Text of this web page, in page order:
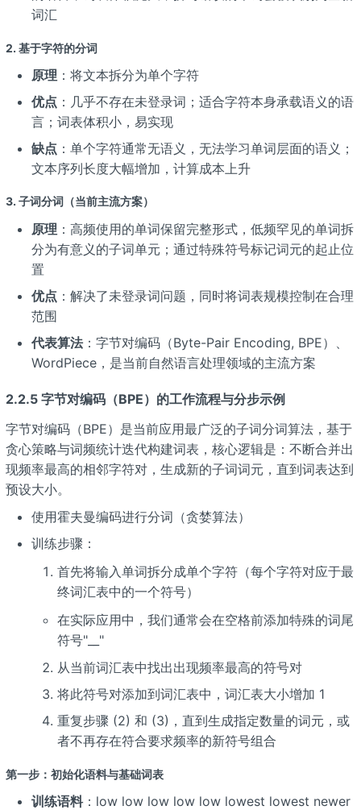
词汇
2. 基于字符的分词
原理 ：将文本拆分为单个字符
优点 ：几乎不存在未登录词；适合字符本身承载语义的语
言；词表体积小，易实现
缺点 ：单个字符通常无语义，无法学习单词层面的语义；
文本序列长度大幅增加，计算成本上升
3. 子词分词（当前主流方案）
原理 ：高频使用的单词保留完整形式，低频罕见的单词拆
分为有意义的子词单元；通过特殊符号标记词元的起止位
置
优点 ：解决了未登录词问题，同时将词表规模控制在合理
范围
代表算法：字节对编码（Byte-Pair Encoding, BPE）、
WordPiece，是当前自然语言处理领域的主流方案
2.2.5 字节对编码（BPE）的工作流程与分步示例
字节对编码（BPE）是当前应用最广泛的子词分词算法，基于
贪心策略与词频统计迭代构建词表，核心逻辑是：不断合并出
现频率最高的相邻字符对，生成新的子词词元，直到词表达到
预设大小。
使用霍夫曼编码进行分词（贪婪算法）
训练步骤：
首先将输入单词拆分成单个字符（每个字符对应于最
终词汇表中的一个符号）
在实际应用中，我们通常会在空格前添加特殊的词尾
符号"__"
从当前词汇表中找出出现频率最高的符号对
将此符号对添加到词汇表中，词汇表大小增加 1
重复步骤 (2) 和 (3)，直到生成指定数量的词元，或
者不再存在符合要求频率的新符号组合
第一步：初始化语料与基础词表
训练语料：low low low low low lowest lowest newer